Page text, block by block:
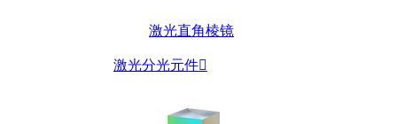
激光直角棱镜
激光分光元件